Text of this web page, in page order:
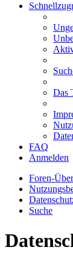
Das
FAQ
Anmelden
Foren-
Suche